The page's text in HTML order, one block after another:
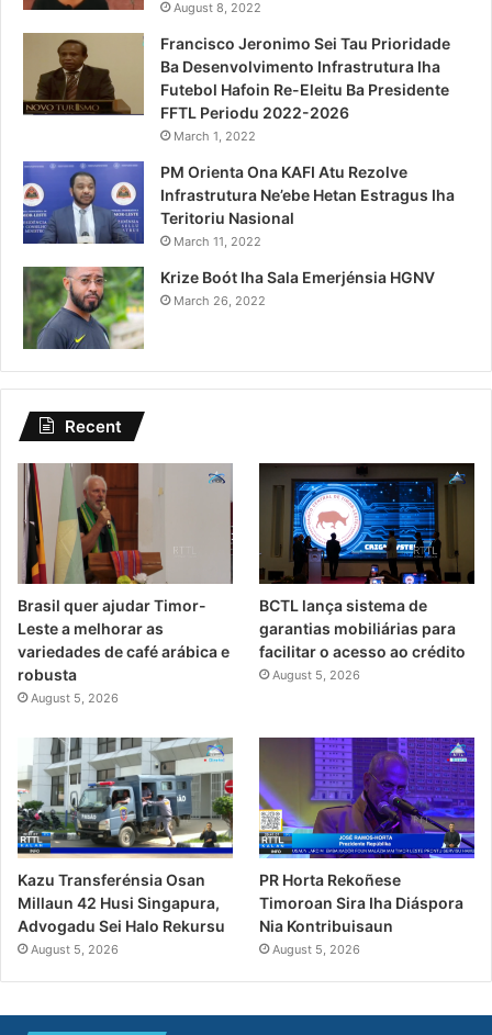
August 8, 2022
Francisco Jeronimo Sei Tau Prioridade
Ba Desenvolvimento Infrastrutura Iha
Futebol Hafoin Re-Eleitu Ba Presidente
FFTL Periodu 2022-2026
March 1, 2022
PM Orienta Ona KAFI Atu Rezolve
Infrastrutura Ne’ebe Hetan Estragus Iha
Teritoriu Nasional
March 11, 2022
Krize Boót Iha Sala Emerjénsia HGNV
March 26, 2022
Recent
Brasil quer ajudar Timor-
Leste a melhorar as
variedades de café arábica e
robusta
August 5, 2026
BCTL lança sistema de
garantias mobiliárias para
facilitar o acesso ao crédito
August 5, 2026
Kazu Transferénsia Osan
Millaun 42 Husi Singapura,
Advogadu Sei Halo Rekursu
August 5, 2026
PR Horta Rekoñese
Timoroan Sira Iha Diáspora
Nia Kontribuisaun
August 5, 2026